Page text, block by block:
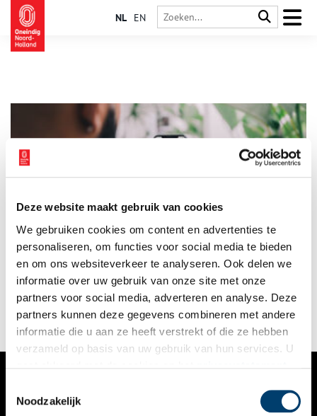
Deze website maakt gebruik van cookies
We gebruiken cookies om content en advertenties te
personaliseren, om functies voor social media te bieden
en om ons websiteverkeer te analyseren. Ook delen we
informatie over uw gebruik van onze site met onze
partners voor social media, adverteren en analyse. Deze
partners kunnen deze gegevens combineren met andere
informatie die u aan ze heeft verstrekt of die ze hebben
verzameld op basis van uw gebruik van hun services. U
Noodzakelijk
NL EN
Oneindig Noord-Holland lanceert een nieuwe kaart vol
verhalen, waarop je precies kunt zien wat zich vroeger overal
heeft afgespeeld. Bij jou in de buurt, maar ook op andere
plekken in Noord-Holland. Ga mee op avontuur door jouw
eigen provincie!
1 min
VERHALEN